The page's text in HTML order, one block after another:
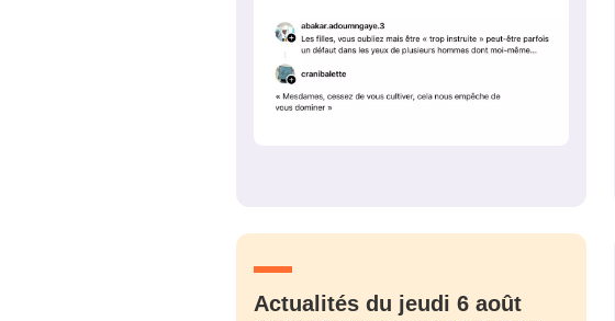
Actualités du jeudi 6 août